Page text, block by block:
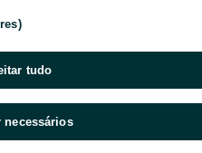
tudo
necessários